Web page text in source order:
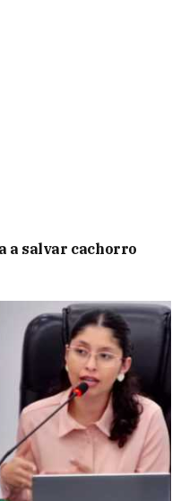
a salvar cachorro